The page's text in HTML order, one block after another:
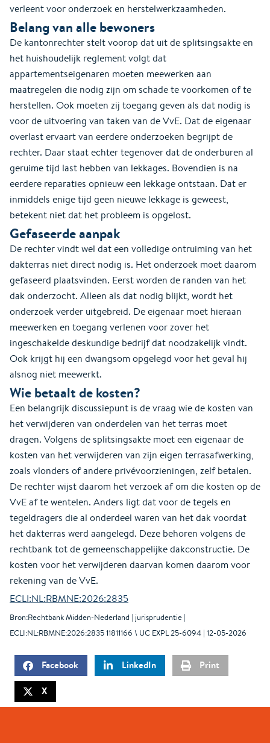
verleent voor onderzoek en herstelwerkzaamheden.
Belang van alle bewoners
De kantonrechter stelt voorop dat uit de splitsingsakte en
het huishoudelijk reglement volgt dat
appartementseigenaren moeten meewerken aan
maatregelen die nodig zijn om schade te voorkomen of te
herstellen. Ook moeten zij toegang geven als dat nodig is
voor de uitvoering van taken van de VvE. Dat de eigenaar
overlast ervaart van eerdere onderzoeken begrijpt de
rechter. Daar staat echter tegenover dat de onderburen al
geruime tijd last hebben van lekkages. Bovendien is na
eerdere reparaties opnieuw een lekkage ontstaan. Dat er
inmiddels enige tijd geen nieuwe lekkage is geweest,
betekent niet dat het probleem is opgelost.
Gefaseerde aanpak
De rechter vindt wel dat een volledige ontruiming van het
dakterras niet direct nodig is. Het onderzoek moet daarom
gefaseerd plaatsvinden. Eerst worden de randen van het
dak onderzocht. Alleen als dat nodig blijkt, wordt het
onderzoek verder uitgebreid. De eigenaar moet hieraan
meewerken en toegang verlenen voor zover het
ingeschakelde deskundige bedrijf dat noodzakelijk vindt.
Ook krijgt hij een dwangsom opgelegd voor het geval hij
alsnog niet meewerkt.
Wie betaalt de kosten?
Een belangrijk discussiepunt is de vraag wie de kosten van
het verwijderen van onderdelen van het terras moet
dragen. Volgens de splitsingsakte moet een eigenaar de
kosten van het verwijderen van zijn eigen terrasafwerking,
zoals vlonders of andere privévoorzieningen, zelf betalen.
De rechter wijst daarom het verzoek af om die kosten op de
VvE af te wentelen. Anders ligt dat voor de tegels en
tegeldragers die al onderdeel waren van het dak voordat
het dakterras werd aangelegd. Deze behoren volgens de
rechtbank tot de gemeenschappelijke dakconstructie. De
kosten voor het verwijderen daarvan komen daarom voor
rekening van de VvE.
ECLI:NL:RBMNE:2026:2835
Bron:Rechtbank Midden-Nederland | jurisprudentie |
ECLI:NL:RBMNE:2026:2835 11811166 \ UC EXPL 25-6094 | 12-05-2026
Facebook LinkedIn Print
X